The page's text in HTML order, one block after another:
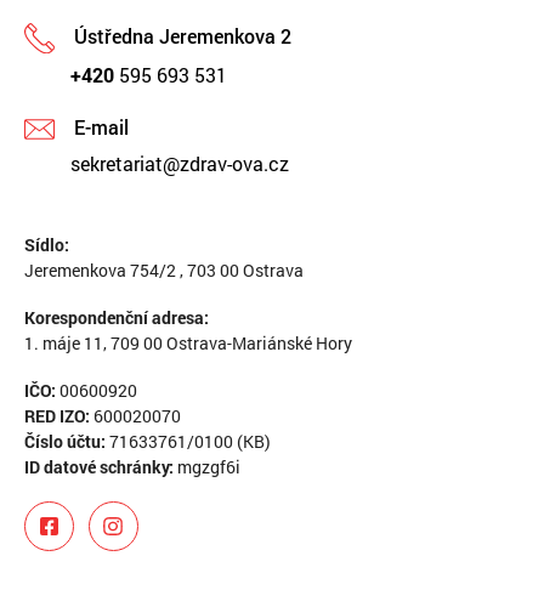
Ústředna Jeremenkova 2
+420 595 693 531
E-mail
sekretariat@zdrav-ova.cz
Sídlo:
Jeremenkova 754/2 , 703 00 Ostrava
Korespondenční adresa:
1. máje 11, 709 00 Ostrava-Mariánské Hory
IČO: 00600920
RED IZO: 600020070
Číslo účtu: 71633761/0100 (KB)
ID datové schránky: mgzgf6i